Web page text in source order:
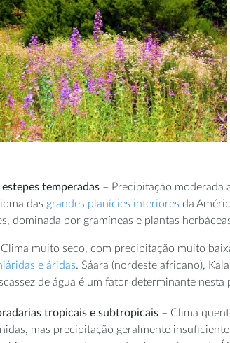
temperadas – Precipitação moderada
das grandes planícies interiores da
dominada por gramíneas e plantas
muito seco, com precipitação muito
e áridas. Sáara (nordeste africano),
de água é um fator determinante
tropicais e subtropicais – Clima
mas precipitação geralmente